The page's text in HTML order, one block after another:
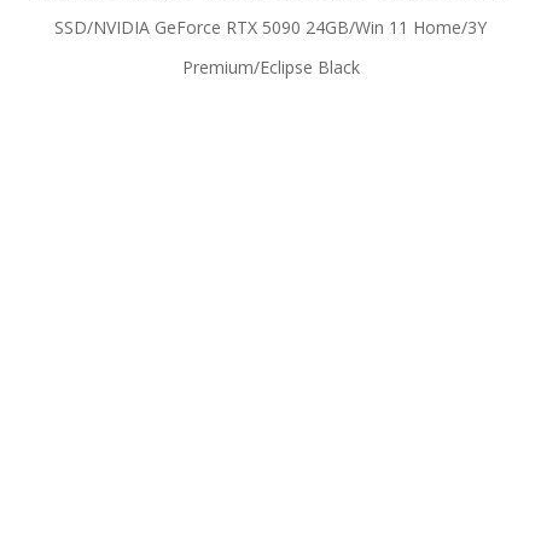
SSD/NVIDIA GeForce RTX 5090 24GB/Win 11 Home/3Y
Premium/Eclipse Black